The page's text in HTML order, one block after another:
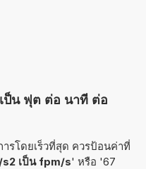
ป็น ฟุต ต่อ นาที ต่อ
รโดยเร็วที่สุด ควรป้อนค่าที่
เป็น fpm/s' หรือ '67